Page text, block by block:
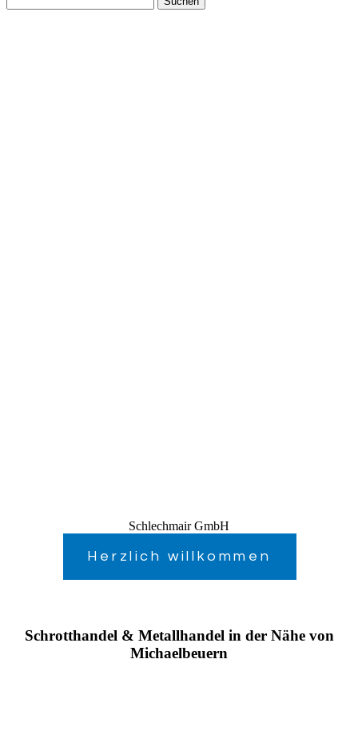
nach:
Schlechmair GmbH
Herzlich willkommen
Schrotthandel & Metallhandel in der Nähe von
Michaelbeuern